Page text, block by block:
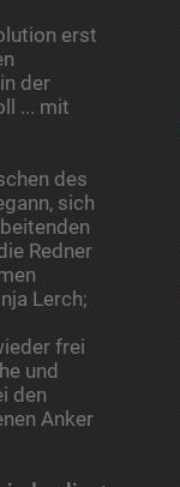
erst
der
... mit
des
sich
Redner
Lerch;
frei
und
den
Anker